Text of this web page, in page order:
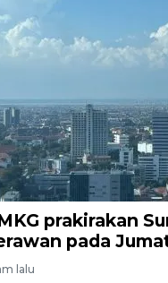
prakirakan
pada
lalu